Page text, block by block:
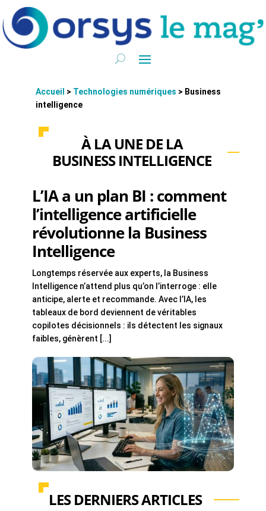
Accueil > Technologies numériques > Business
intelligence
À LA UNE DE LA
BUSINESS INTELLIGENCE
L’IA a un plan BI : comment
l’intelligence artificielle
révolutionne la Business
Intelligence
Longtemps réservée aux experts, la Business
Intelligence n’attend plus qu’on l’interroge : elle
anticipe, alerte et recommande. Avec l’IA, les
tableaux de bord deviennent de véritables
copilotes décisionnels : ils détectent les signaux
faibles, génèrent [...]
LES DERNIERS ARTICLES